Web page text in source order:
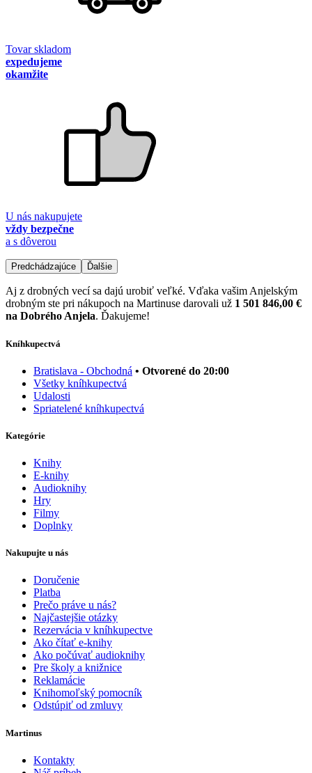
Tovar skladom
expedujeme
okamžite
U nás nakupujete
vždy bezpečne
a s dôverou
Predchádzajúce Ďalšie
Aj z drobných vecí sa dajú urobiť veľké. Vďaka vašim Anjelským
drobným ste pri nákupoch na Martinuse darovali už 1 501 846,00 €
na Dobrého Anjela. Ďakujeme!
Kníhkupectvá
Bratislava - Obchodná • Otvorené do 20:00
Všetky kníhkupectvá
Udalosti
Spriatelené kníhkupectvá
Kategórie
Knihy
E-knihy
Audioknihy
Hry
Filmy
Doplnky
Nakupujte u nás
Doručenie
Platba
Prečo práve u nás?
Najčastejšie otázky
Rezervácia v kníhkupectve
Ako čítať e-knihy
Ako počúvať audioknihy
Pre školy a knižnice
Reklamácie
Knihomoľský pomocník
Odstúpiť od zmluvy
Martinus
Kontakty